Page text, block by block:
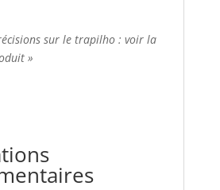
sur le trapilho : voir la
»